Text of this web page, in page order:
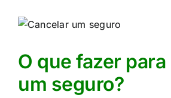
O que fazer
um seguro?